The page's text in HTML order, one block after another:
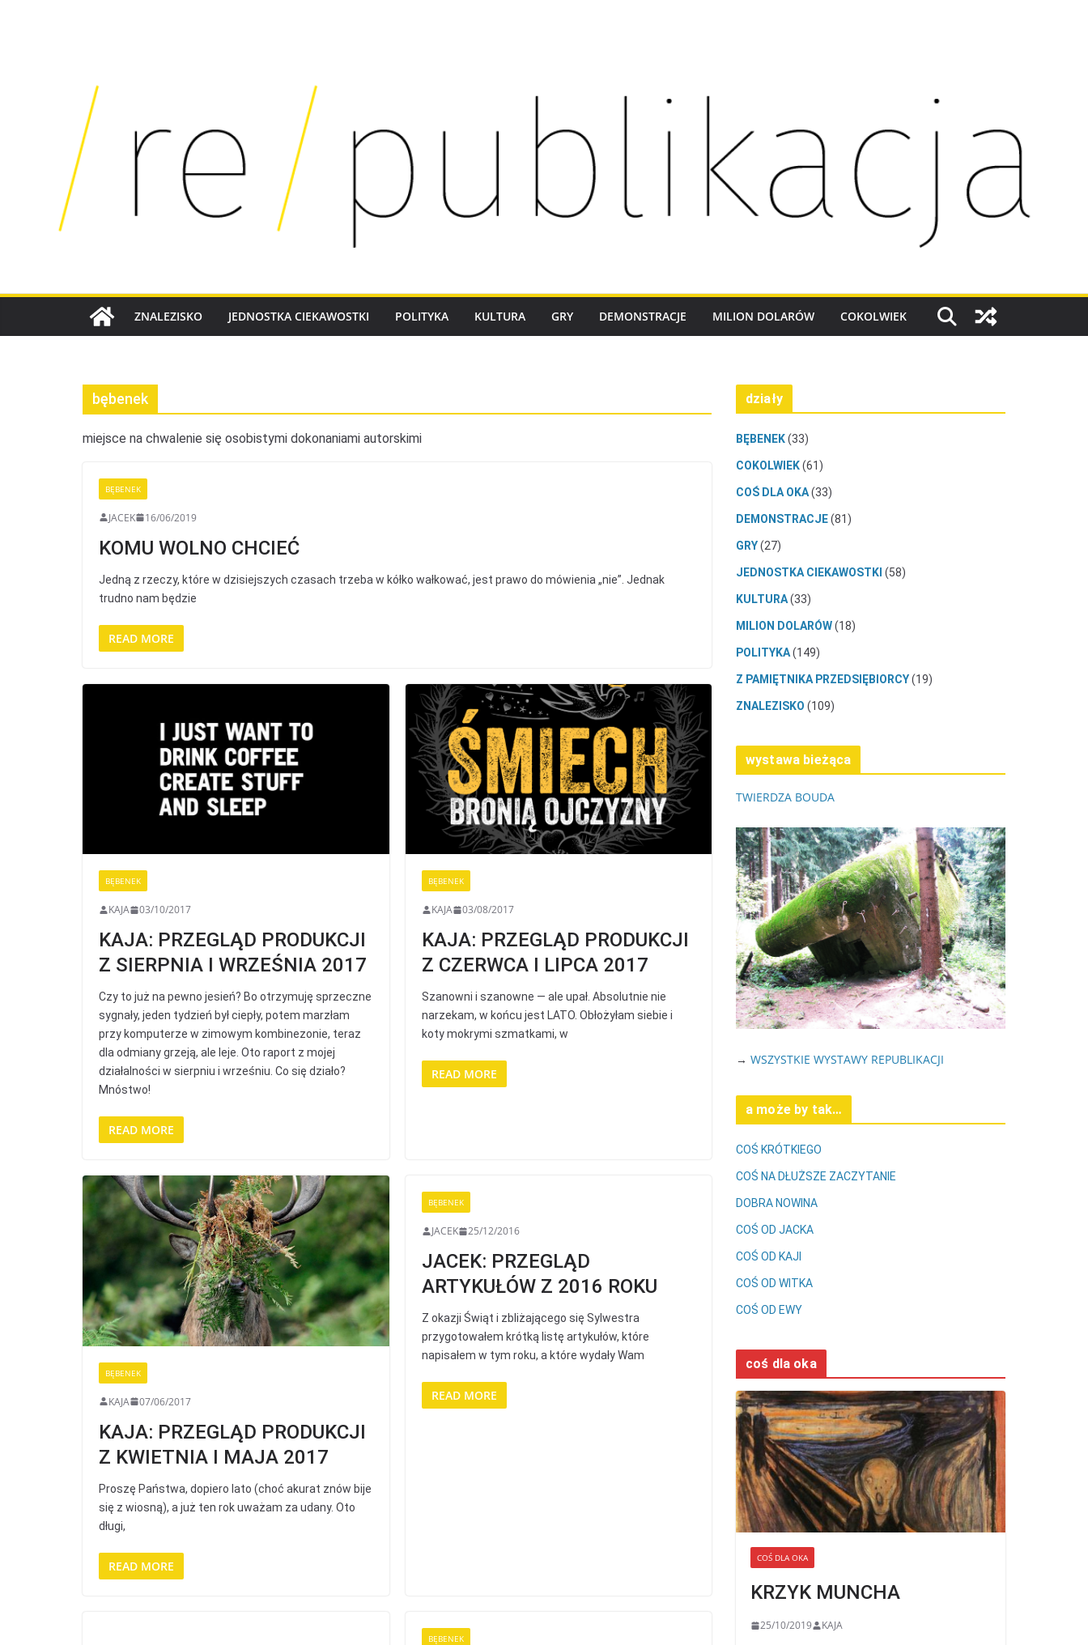
ZNALEZISKO JEDNOSTKA CIEKAWOSTKI POLITYKA KULTURA GRY DEMONSTRACJE MILION DOLARÓW COKOLWIEK
bębenek
miejsce na chwalenie się osobistymi dokonaniami autorskimi
BĘBENEK
JACEK 16/06/2019
KOMU WOLNO CHCIEĆ
Jedną z rzeczy, które w dzisiejszych czasach trzeba w kółko wałkować, jest prawo do mówienia „nie”. Jednak
trudno nam będzie
READ MORE
BĘBENEK
KAJA 03/10/2017
KAJA: PRZEGLĄD PRODUKCJI
Z SIERPNIA I WRZEŚNIA 2017
Czy to już na pewno jesień? Bo otrzymuję sprzeczne
sygnały, jeden tydzień był ciepły, potem marzłam
przy komputerze w zimowym kombinezonie, teraz
dla odmiany grzeją, ale leje. Oto raport z mojej
działalności w sierpniu i wrześniu. Co się działo?
Mnóstwo!
READ MORE
BĘBENEK
KAJA 03/08/2017
KAJA: PRZEGLĄD PRODUKCJI
Z CZERWCA I LIPCA 2017
Szanowni i szanowne — ale upał. Absolutnie nie
narzekam, w końcu jest LATO. Obłożyłam siebie i
koty mokrymi szmatkami, w
READ MORE
BĘBENEK
KAJA 07/06/2017
KAJA: PRZEGLĄD PRODUKCJI
Z KWIETNIA I MAJA 2017
Proszę Państwa, dopiero lato (choć akurat znów bije
się z wiosną), a już ten rok uważam za udany. Oto
długi,
READ MORE
BĘBENEK
JACEK 25/12/2016
JACEK: PRZEGLĄD
ARTYKUŁÓW Z 2016 ROKU
Z okazji Świąt i zbliżającego się Sylwestra
przygotowałem krótką listę artykułów, które
napisałem w tym roku, a które wydały Wam
READ MORE
BĘBENEK
działy
BĘBENEK(33)
COKOLWIEK(61)
COŚ DLA OKA(33)
DEMONSTRACJE(81)
GRY(27)
JEDNOSTKA CIEKAWOSTKI (58)
KULTURA(33)
MILION DOLARÓW(18)
POLITYKA(149)
Z PAMIĘTNIKA PRZEDSIĘBIORCY(19)
ZNALEZISKO (109)
wystawa bieżąca
TWIERDZA BOUDA
→ WSZYSTKIE WYSTAWY REPUBLIKACJI
a może by tak…
COŚ KRÓTKIEGO
COŚ NA DŁUŻSZE ZACZYTANIE
DOBRA NOWINA
COŚ OD JACKA
COŚ OD KAJI
COŚ OD WITKA
COŚ OD EWY
coś dla oka
COŚ DLA OKA
KRZYK MUNCHA
25/10/2019 KAJA